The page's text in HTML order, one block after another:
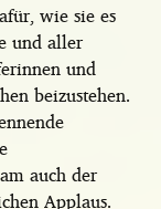
wie sie es
und aller
und
beizustehen.
auch der
Applaus.